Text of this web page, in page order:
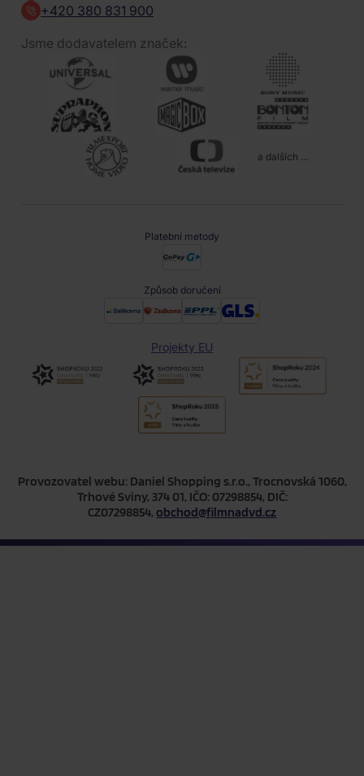
+420 380 831 900
Jsme dodavatelem značek:
a dalších ...
Platební metody
Způsob doručení
Projekty EU
Provozovatel webu: Daniel Shopping s.r.o., Trocnovská 1060,
Trhové Sviny, 374 01, IČO: 07298854, DIČ:
CZ07298854, obchod@filmnadvd.cz